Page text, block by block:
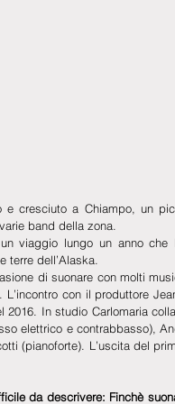
cresciuto a Chiampo, un
band della zona.
viaggio lungo un anno che
terre dell’Alaska.
di suonare con molti
con il produttore
In studio Carlomaria
elettrico e contrabbasso),
(pianoforte). L’uscita del
da descrivere: Finchè